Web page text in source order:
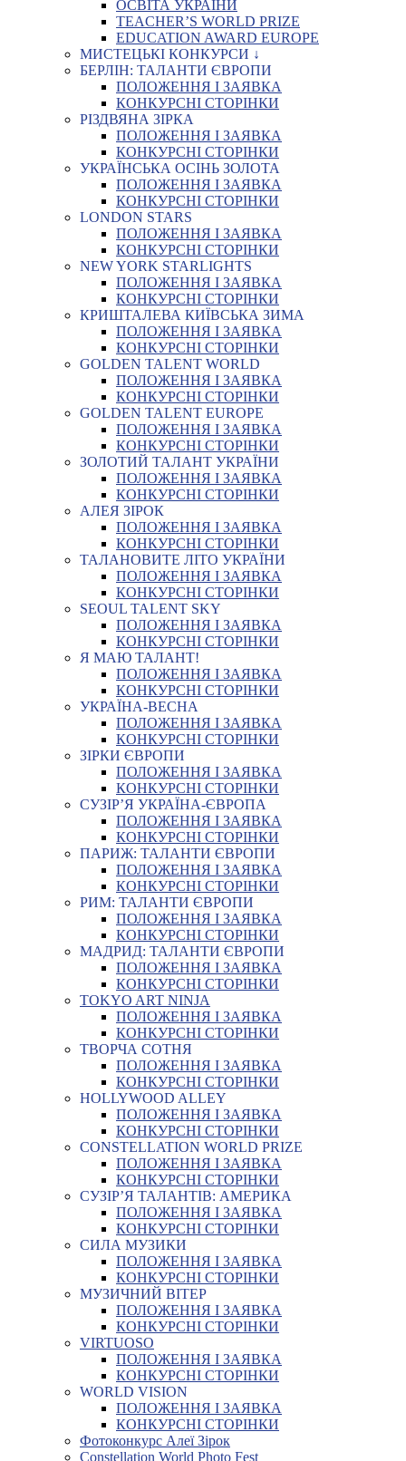
ОСВІТА УКРАЇНИ
TEACHER’S WORLD PRIZE
EDUCATION AWARD EUROPE
МИСТЕЦЬКІ КОНКУРСИ ↓
БЕРЛІН: ТАЛАНТИ ЄВРОПИ
ПОЛОЖЕННЯ І ЗАЯВКА
КОНКУРСНІ СТОРІНКИ
РІЗДВЯНА ЗІРКА
ПОЛОЖЕННЯ І ЗАЯВКА
КОНКУРСНІ СТОРІНКИ
УКРАЇНСЬКА ОСІНЬ ЗОЛОТА
ПОЛОЖЕННЯ І ЗАЯВКА
КОНКУРСНІ СТОРІНКИ
LONDON STARS
ПОЛОЖЕННЯ І ЗАЯВКА
КОНКУРСНІ СТОРІНКИ
NEW YORK STARLIGHTS
ПОЛОЖЕННЯ І ЗАЯВКА
КОНКУРСНІ СТОРІНКИ
КРИШТАЛЕВА КИЇВСЬКА ЗИМА
ПОЛОЖЕННЯ І ЗАЯВКА
КОНКУРСНІ СТОРІНКИ
GOLDEN TALENT WORLD
ПОЛОЖЕННЯ І ЗАЯВКА
КОНКУРСНІ СТОРІНКИ
GOLDEN TALENT EUROPE
ПОЛОЖЕННЯ І ЗАЯВКА
КОНКУРСНІ СТОРІНКИ
ЗОЛОТИЙ ТАЛАНТ УКРАЇНИ
ПОЛОЖЕННЯ І ЗАЯВКА
КОНКУРСНІ СТОРІНКИ
АЛЕЯ ЗІРОК
ПОЛОЖЕННЯ І ЗАЯВКА
КОНКУРСНІ СТОРІНКИ
ТАЛАНОВИТЕ ЛІТО УКРАЇНИ
ПОЛОЖЕННЯ І ЗАЯВКА
КОНКУРСНІ СТОРІНКИ
SEOUL TALENT SKY
ПОЛОЖЕННЯ І ЗАЯВКА
КОНКУРСНІ СТОРІНКИ
Я МАЮ ТАЛАНТ!
ПОЛОЖЕННЯ І ЗАЯВКА
КОНКУРСНІ СТОРІНКИ
УКРАЇНА-ВЕСНА
ПОЛОЖЕННЯ І ЗАЯВКА
КОНКУРСНІ СТОРІНКИ
ЗІРКИ ЄВРОПИ
ПОЛОЖЕННЯ І ЗАЯВКА
КОНКУРСНІ СТОРІНКИ
СУЗІР’Я УКРАЇНА-ЄВРОПА
ПОЛОЖЕННЯ І ЗАЯВКА
КОНКУРСНІ СТОРІНКИ
ПАРИЖ: ТАЛАНТИ ЄВРОПИ
ПОЛОЖЕННЯ І ЗАЯВКА
КОНКУРСНІ СТОРІНКИ
РИМ: ТАЛАНТИ ЄВРОПИ
ПОЛОЖЕННЯ І ЗАЯВКА
КОНКУРСНІ СТОРІНКИ
МАДРИД: ТАЛАНТИ ЄВРОПИ
ПОЛОЖЕННЯ І ЗАЯВКА
КОНКУРСНІ СТОРІНКИ
TOKYO ART NINJA
ПОЛОЖЕННЯ І ЗАЯВКА
КОНКУРСНІ СТОРІНКИ
ТВОРЧА СОТНЯ
ПОЛОЖЕННЯ І ЗАЯВКА
КОНКУРСНІ СТОРІНКИ
HOLLYWOOD ALLEY
ПОЛОЖЕННЯ І ЗАЯВКА
КОНКУРСНІ СТОРІНКИ
CONSTELLATION WORLD PRIZE
ПОЛОЖЕННЯ І ЗАЯВКА
КОНКУРСНІ СТОРІНКИ
СУЗІР’Я ТАЛАНТІВ: АМЕРИКА
ПОЛОЖЕННЯ І ЗАЯВКА
КОНКУРСНІ СТОРІНКИ
СИЛА МУЗИКИ
ПОЛОЖЕННЯ І ЗАЯВКА
КОНКУРСНІ СТОРІНКИ
МУЗИЧНИЙ ВІТЕР
ПОЛОЖЕННЯ І ЗАЯВКА
КОНКУРСНІ СТОРІНКИ
VIRTUOSO
ПОЛОЖЕННЯ І ЗАЯВКА
КОНКУРСНІ СТОРІНКИ
WORLD VISION
ПОЛОЖЕННЯ І ЗАЯВКА
КОНКУРСНІ СТОРІНКИ
Фотоконкурс Алеї Зірок
Constellation World Photo Fest